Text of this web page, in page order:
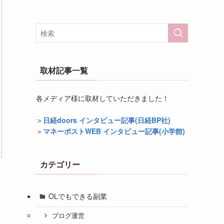
取材記事一覧
各メディア様に取材していただきました！
＞ 日経doors インタビュー記事(日経BP社)
＞ マネーポストWEB インタビュー記事(小学館)
カテゴリー
OLでもできる副業
ブログ運営